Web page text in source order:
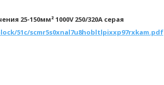
25-150мм² 1000V 250/320А серая
51c/scmr5s0xnal7u8hobltlpixxp97rxkam.pdf